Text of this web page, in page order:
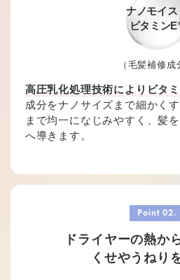
毛髪補修成
ナノモイス
ビタミンE
高圧乳化処理技術によりビタ
成分をナノサイズまで細かく
まで均一になじみやすく、髪
へ導きます。
ドライヤーの熱か
くせやうねり